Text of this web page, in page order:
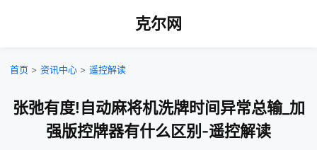
克尔网
首页 > 资讯中心 > 遥控解读
张弛有度!自动麻将机洗牌时间异常总输_加
强版控牌器有什么区别-遥控解读